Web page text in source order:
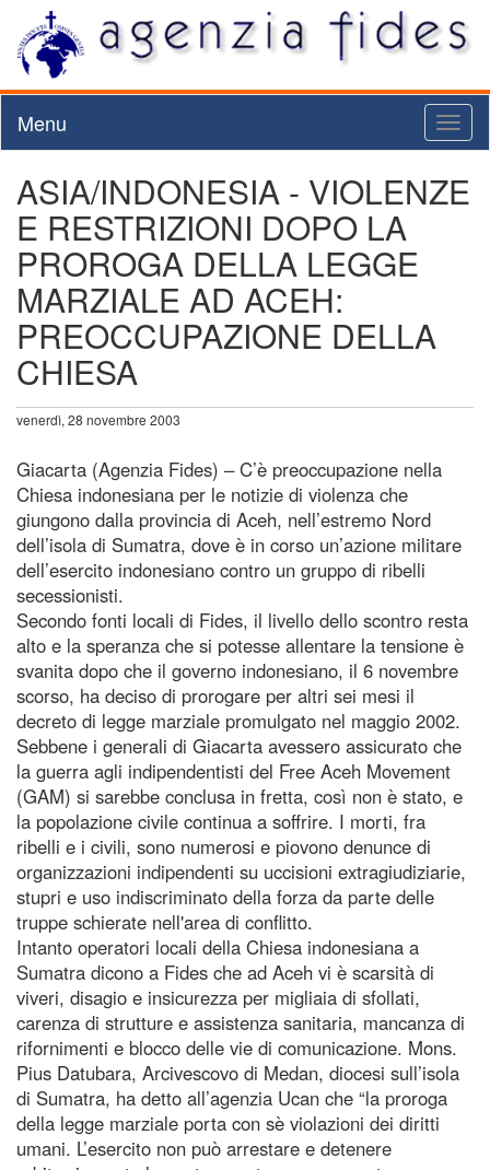
Menu
ASIA/INDONESIA - VIOLENZE
E RESTRIZIONI DOPO LA
PROROGA DELLA LEGGE
MARZIALE AD ACEH:
PREOCCUPAZIONE DELLA
CHIESA
venerdì, 28 novembre 2003
Giacarta (Agenzia Fides) – C’è preoccupazione nella
Chiesa indonesiana per le notizie di violenza che
giungono dalla provincia di Aceh, nell’estremo Nord
dell’isola di Sumatra, dove è in corso un’azione militare
dell’esercito indonesiano contro un gruppo di ribelli
secessionisti.
Secondo fonti locali di Fides, il livello dello scontro resta
alto e la speranza che si potesse allentare la tensione è
svanita dopo che il governo indonesiano, il 6 novembre
scorso, ha deciso di prorogare per altri sei mesi il
decreto di legge marziale promulgato nel maggio 2002.
Sebbene i generali di Giacarta avessero assicurato che
la guerra agli indipendentisti del Free Aceh Movement
(GAM) si sarebbe conclusa in fretta, così non è stato, e
la popolazione civile continua a soffrire. I morti, fra
ribelli e i civili, sono numerosi e piovono denunce di
organizzazioni indipendenti su uccisioni extragiudiziarie,
stupri e uso indiscriminato della forza da parte delle
truppe schierate nell'area di conflitto.
Intanto operatori locali della Chiesa indonesiana a
Sumatra dicono a Fides che ad Aceh vi è scarsità di
viveri, disagio e insicurezza per migliaia di sfollati,
carenza di strutture e assistenza sanitaria, mancanza di
rifornimenti e blocco delle vie di comunicazione. Mons.
Pius Datubara, Arcivescovo di Medan, diocesi sull’isola
di Sumatra, ha detto all’agenzia Ucan che “la proroga
della legge marziale porta con sè violazioni dei diritti
umani. L’esercito non può arrestare e detenere